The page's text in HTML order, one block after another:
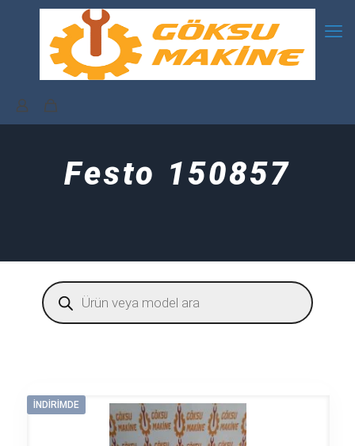
Festo 150857
Products
search
İNDIRIMDE